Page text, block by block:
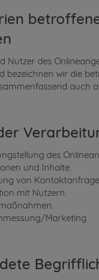
Nutzer des
bezeichnen wir die
auch
des
und Inhalte.
von
mit Nutzern.
Marketing